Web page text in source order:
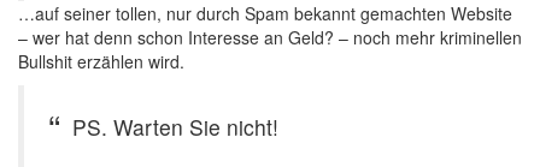
…auf seiner tollen, nur durch Spam bekannt gemachten Website
– wer hat denn schon Interesse an Geld? – noch mehr kriminellen
Bullshit erzählen wird.
PS. Warten Sie nicht!